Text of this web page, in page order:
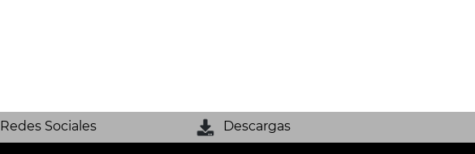
Redes Sociales Descargas